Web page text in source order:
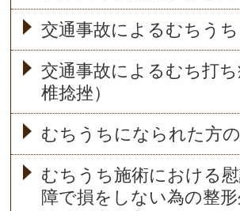
交通事故によるむちうち
交通事故によるむち打
椎捻挫）
むちうちになられた方
むちうち施術における
障で損をしない為の整